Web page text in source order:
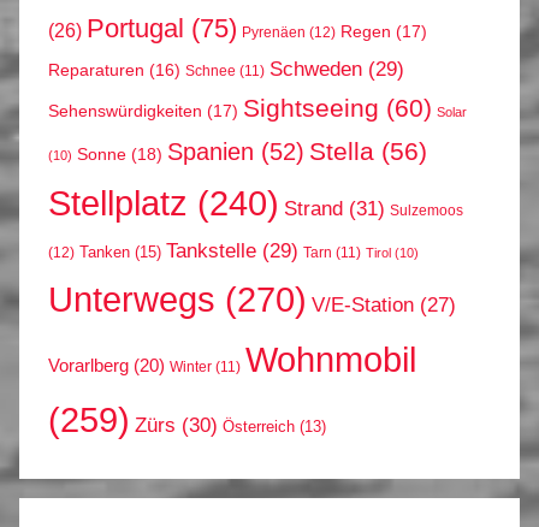
(26) Portugal (75) Pyrenäen (12) Regen (17)
Reparaturen (16) Schnee (11) Schweden (29)
Sehenswürdigkeiten (17) Sightseeing (60) Solar
(10) Sonne (18) Spanien (52) Stella (56)
Stellplatz (240) Strand (31) Sulzemoos
(12) Tanken (15) Tankstelle (29) Tarn (11) Tirol (10)
Unterwegs (270) V/E-Station (27)
Vorarlberg (20) Winter (11) Wohnmobil
(259) Zürs (30) Österreich (13)